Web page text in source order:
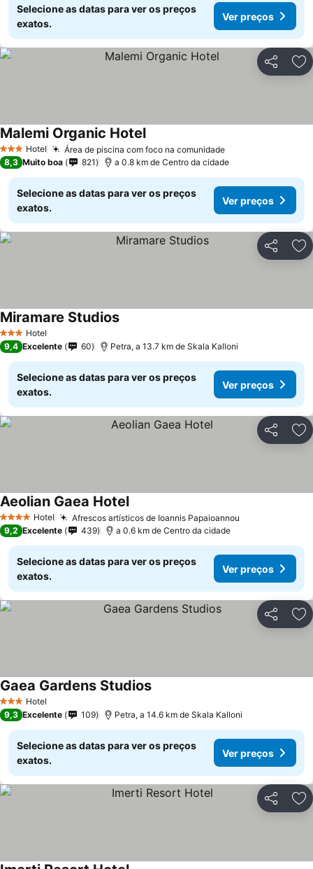
Selecione as datas para ver os preços
exatos.
Ver preços
Partilhar
3 EstrelasHotel Área de piscina com foco na comunidade
Malemi Organic Hotel
8,3 Muito boa 821 a 0.8 km de Centro da cidade
Selecione as datas para ver os preços
exatos.
Ver preços
Partilhar
3 EstrelasHotel
Miramare Studios
9,4 Excelente 60 Petra, a 13.7 km de Skala Kalloni
Selecione as datas para ver os preços
exatos.
Ver preços
Partilhar
4 EstrelasHotel Afrescos artísticos de Ioannis Papaioannou
Aeolian Gaea Hotel
9,2 Excelente 439 a 0.6 km de Centro da cidade
Selecione as datas para ver os preços
exatos.
Ver preços
Partilhar
3 EstrelasHotel
Gaea Gardens Studios
9,3 Excelente 109 Petra, a 14.6 km de Skala Kalloni
Selecione as datas para ver os preços
exatos.
Ver preços
Partilhar